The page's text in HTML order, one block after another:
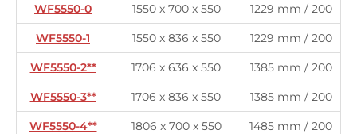
WF5550-0 1550 x 700 x 550 1229 mm / 200
WF5550-1 1550 x 836 x 550 1229 mm / 200
WF5550-2** 1706 x 636 x 550 1385 mm / 200
WF5550-3** 1706 x 836 x 550 1385 mm / 200
WF5550-4** 1806 x 700 x 550 1485 mm / 200